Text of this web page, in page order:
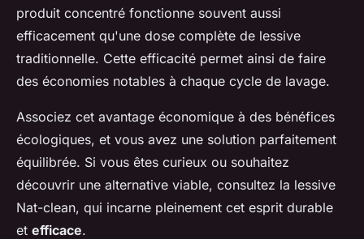
produit concentré fonctionne souvent aussi
efficacement qu'une dose complète de lessive
traditionnelle. Cette efficacité permet ainsi de faire
des économies notables à chaque cycle de lavage.
Associez cet avantage économique à des bénéfices
écologiques, et vous avez une solution parfaitement
équilibrée. Si vous êtes curieux ou souhaitez
découvrir une alternative viable, consultez la lessive
Nat-clean, qui incarne pleinement cet esprit durable
et efficace.